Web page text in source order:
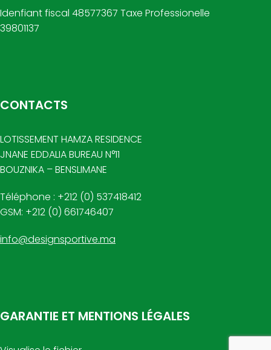
Idenfiant fiscal 48577367 Taxe Professionelle
39801137
CONTACTS
LOTISSEMENT HAMZA RESIDENCE
JNANE EDDALIA BUREAU N°11
BOUZNIKA – BENSLIMANE
Téléphone : +212 (0) 537418412
GSM: +212 (0) 661746407
info@designsportive.ma
GARANTIE ET MENTIONS LÉGALES